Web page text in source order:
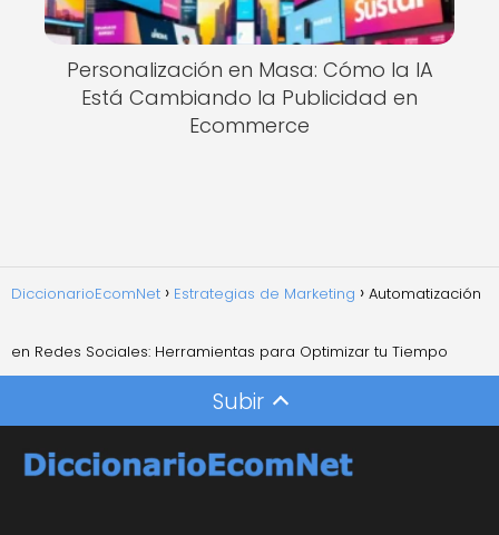
Personalización en Masa: Cómo la IA
Está Cambiando la Publicidad en
Ecommerce
DiccionarioEcomNet Estrategias de Marketing Automatización
en Redes Sociales: Herramientas para Optimizar tu Tiempo
Subir